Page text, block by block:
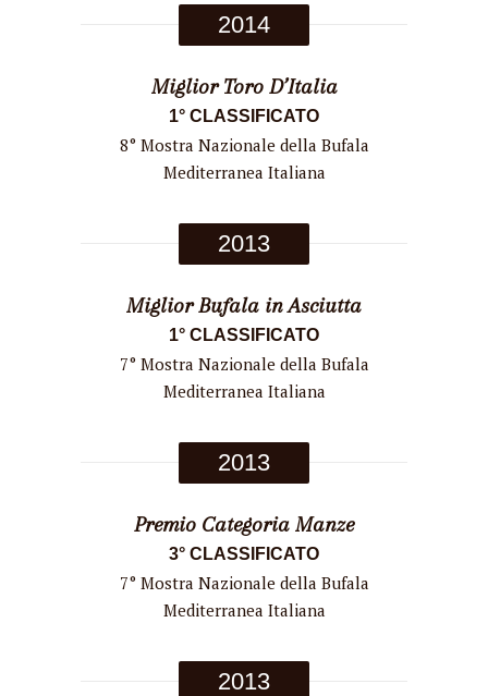
2014
Miglior Toro D’Italia
1° CLASSIFICATO
8° Mostra Nazionale della Bufala
Mediterranea Italiana
2013
Miglior Bufala in Asciutta
1° CLASSIFICATO
7° Mostra Nazionale della Bufala
Mediterranea Italiana
2013
Premio Categoria Manze
3° CLASSIFICATO
7° Mostra Nazionale della Bufala
Mediterranea Italiana
2013